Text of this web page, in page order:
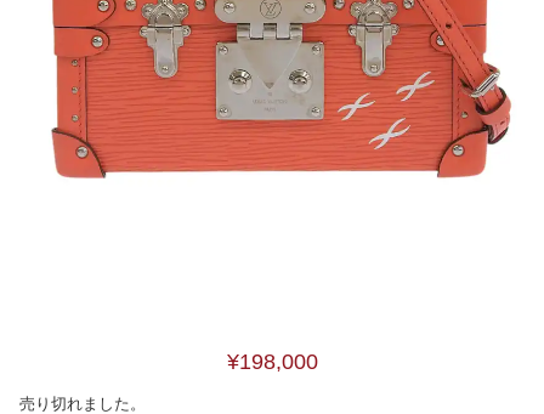
¥198,000
売り切れました。